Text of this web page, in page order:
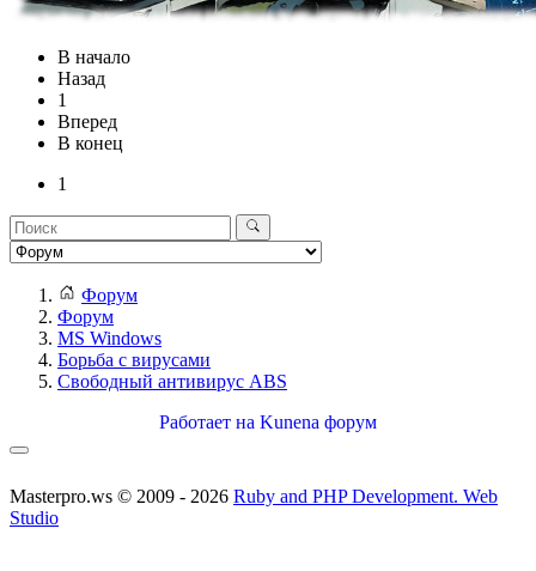
В начало
Назад
1
Вперед
В конец
1
Форум
Форум
MS Windows
Борьба с вирусами
Свободный антивирус ABS
Работает на Kunena форум
Masterpro.ws © 2009 - 2026 Ruby and PHP Development. Web
Studio